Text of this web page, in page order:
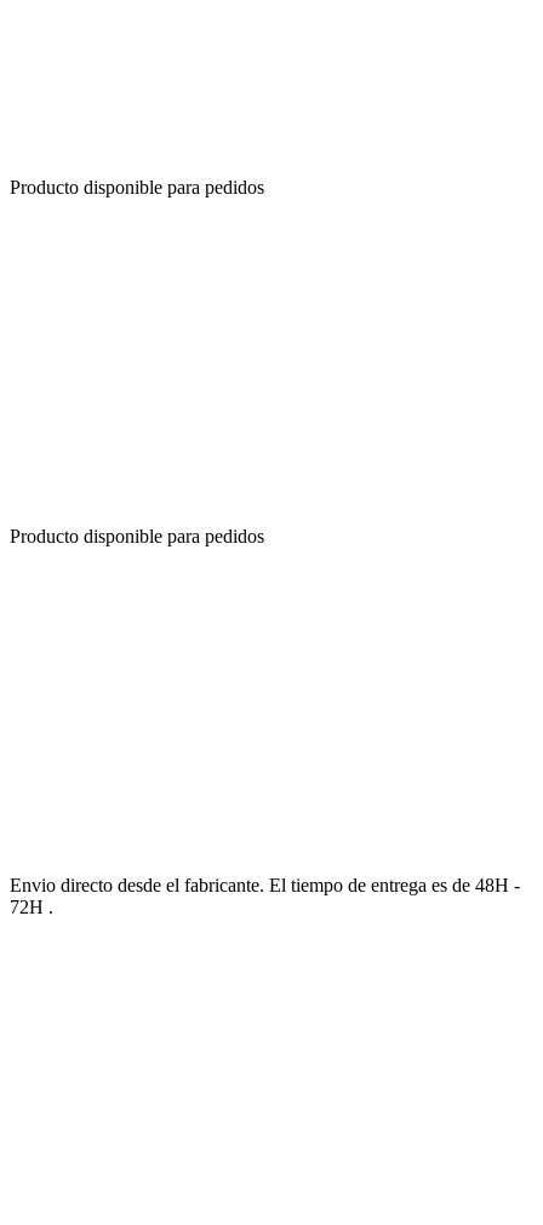
Producto disponible para pedidos
Producto disponible para pedidos
Envio directo desde el fabricante. El tiempo de entrega es de 48H -
72H .